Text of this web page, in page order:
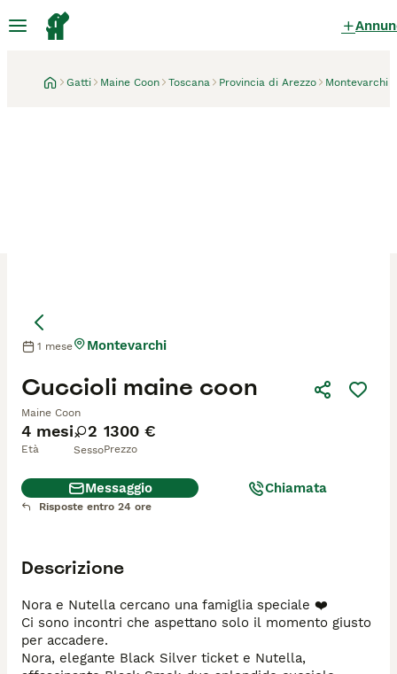
Gatti Maine Coon Toscana Provincia di Arezzo Montevarchi
4 mesi
Età
2
Sesso
1300 €
Prezzo
Cuccioli maine coon
Maine Coon
1 mese Montevarchi
Messaggio Chiamata
Risposte entro 24 ore
Descrizione
Nora e Nutella cercano una famiglia speciale ❤️
Ci sono incontri che aspettano solo il momento giusto
per accadere.
Nora, elegante Black Silver ticket e Nutella,